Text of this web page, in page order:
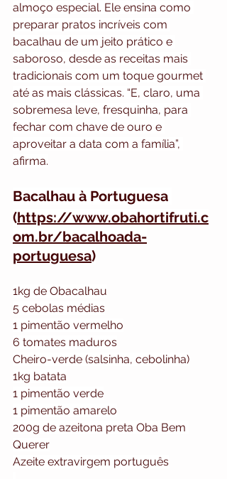
almoço especial. Ele ensina como
preparar pratos incríveis com
bacalhau de um jeito prático e
saboroso, desde as receitas mais
tradicionais com um toque gourmet
até as mais clássicas. “E, claro, uma
sobremesa leve, fresquinha, para
fechar com chave de ouro e
aproveitar a data com a família”,
afirma.
Bacalhau à Portuguesa
(https://www.obahortifruti.c
om.br/bacalhoada-
portuguesa)
1kg de Obacalhau
⁠5 cebolas médias
1 pimentão vermelho
6 tomates maduros
⁠⁠Cheiro-verde (salsinha, cebolinha)
⁠⁠1kg batata
1 pimentão verde
1 pimentão amarelo
⁠⁠200g de azeitona preta Oba Bem
Querer
⁠⁠Azeite extravirgem português